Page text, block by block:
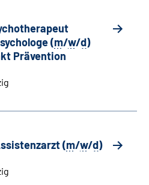
(m/w/d)
Prävention
(m/w/d)